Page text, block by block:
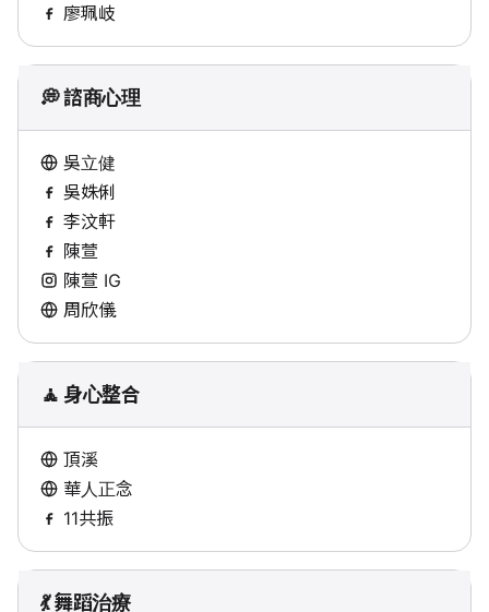
廖珮岐
💭 諮商心理
吳立健
吳姝俐
李汶軒
陳萱
陳萱 IG
周欣儀
🧘 身心整合
頂溪
華人正念
11共振
💃 舞蹈治療